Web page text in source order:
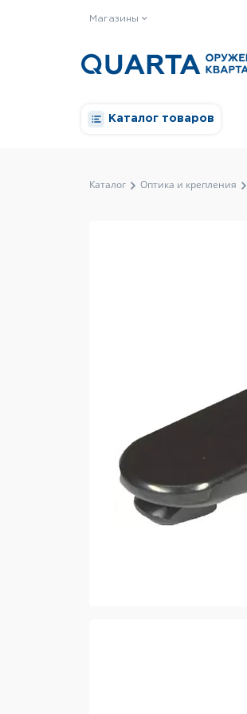
Магазины
Каталог товаров
Каталог Оптика и крепления